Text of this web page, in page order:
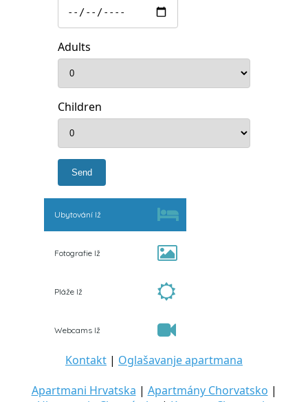
Adults
Children
Ubytování Iž
Fotografie Iž
Pláže Iž
Webcams Iž
Kontakt | Oglašavanje apartmana
Apartmani Hrvatska | Apartmány Chorvatsko |